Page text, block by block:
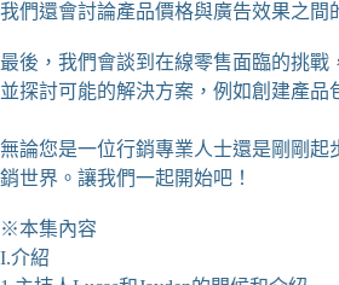
我們還會討論產品價格與廣告效果之間
最後，我們會談到在線零售面臨的挑戰
並探討可能的解決方案，例如創建產品
無論您是一位行銷專業人士還是剛剛
銷世界。讓我們一起開始吧！
※本集內容
I.介紹